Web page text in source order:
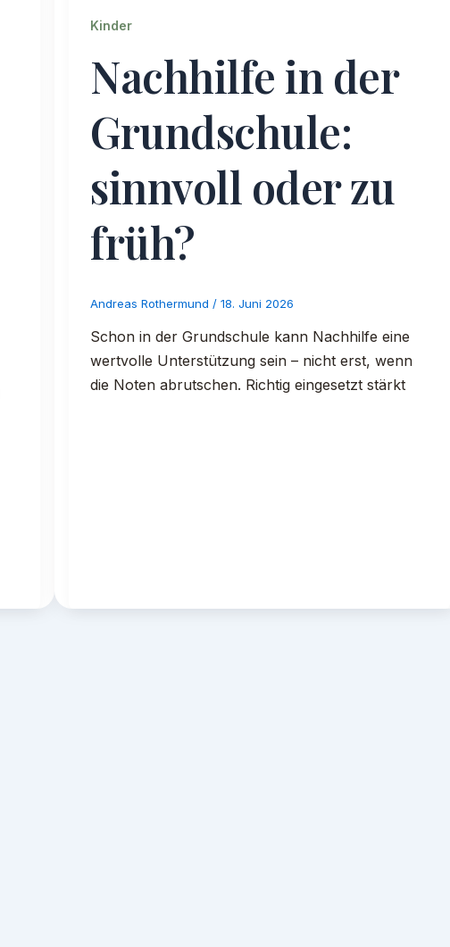
Kinder
Nachhilfe in der
Grundschule:
sinnvoll oder zu
früh?
Andreas Rothermund /18. Juni 2026
Schon in der Grundschule kann Nachhilfe eine
wertvolle Unterstützung sein – nicht erst, wenn
die Noten abrutschen. Richtig eingesetzt stärkt